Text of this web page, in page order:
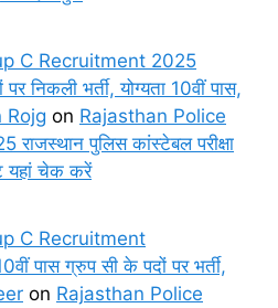
C Recruitment 2025
निकली भर्ती, योग्यता 10वीं पास,
on Rajasthan Police
पुलिस कांस्टेबल परीक्षा
यहां चेक करें
C Recruitment
पास ग्रुप सी के पदों पर भर्ती,
on Rajasthan Police